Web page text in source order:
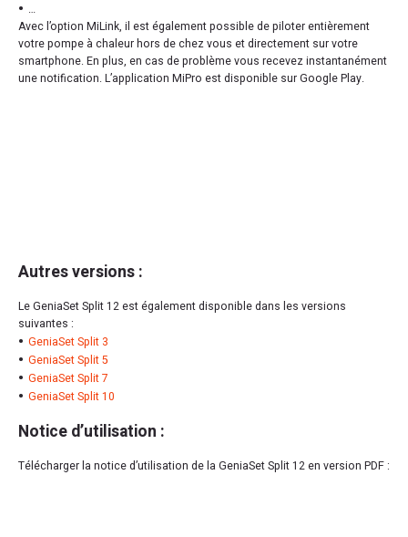
…
Avec l’option MiLink, il est également possible de piloter entièrement
votre pompe à chaleur hors de chez vous et directement sur votre
smartphone. En plus, en cas de problème vous recevez instantanément
une notification. L’application MiPro est disponible sur Google Play.
Autres versions :
Le GeniaSet Split 12 est également disponible dans les versions
suivantes :
GeniaSet Split 3
GeniaSet Split 5
GeniaSet Split 7
GeniaSet Split 10
Notice d’utilisation :
Télécharger la notice d’utilisation de la GeniaSet Split 12 en version PDF :